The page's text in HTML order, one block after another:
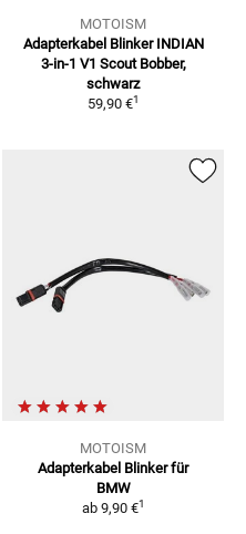
MOTOISM
Adapterkabel Blinker INDIAN
3-in-1 V1 Scout Bobber,
schwarz
59,90 €1
MOTOISM
Adapterkabel Blinker für
BMW
ab 9,90 €1